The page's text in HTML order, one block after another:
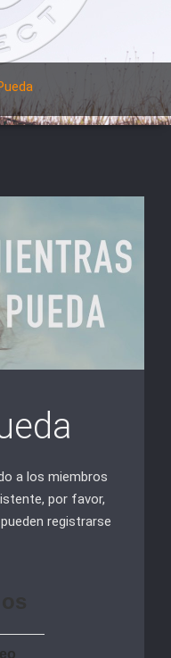
a los miembros
por favor,
registrarse